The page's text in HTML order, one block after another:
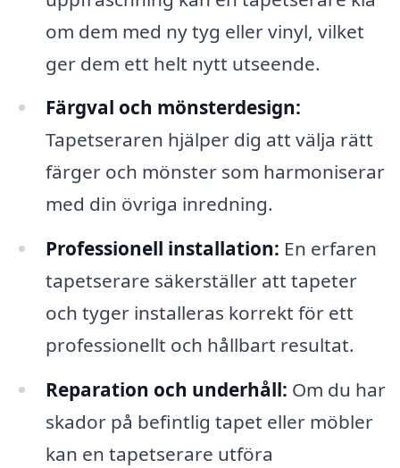
om dem med ny tyg eller vinyl, vilket
ger dem ett helt nytt utseende.
Färgval och mönsterdesign:
Tapetseraren hjälper dig att välja rätt
färger och mönster som harmoniserar
med din övriga inredning.
Professionell installation: En erfaren
tapetserare säkerställer att tapeter
och tyger installeras korrekt för ett
professionellt och hållbart resultat.
Reparation och underhåll: Om du har
skador på befintlig tapet eller möbler
kan en tapetserare utföra